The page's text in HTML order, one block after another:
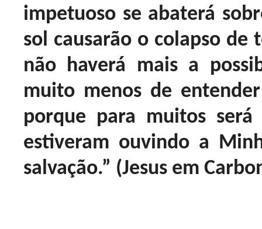
impetuoso se abaterá
sol causarão o colapso de
não haverá mais a
muito menos de
porque para muitos será
estiveram ouvindo a
salvação.” (Jesus em